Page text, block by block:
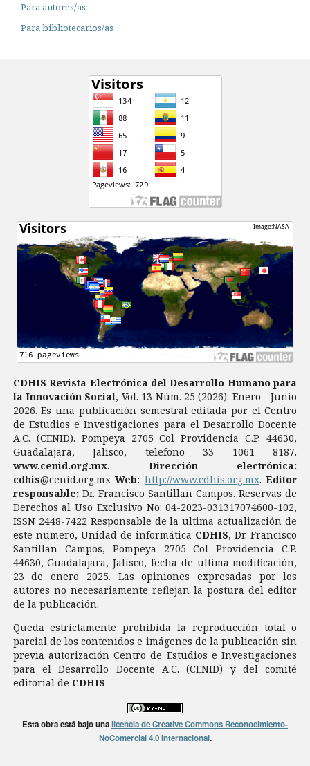
Para autores/as
Para bibliotecarios/as
CDHIS Revista Electrónica del Desarrollo Humano para
la Innovación Social, Vol. 13 Núm. 25 (2026): Enero - Junio
2026. Es una publicación semestral editada por el Centro
de Estudios e Investigaciones para el Desarrollo Docente
A.C. (CENID). Pompeya 2705 Col Providencia C.P. 44630,
Guadalajara, Jalisco, telefono 33 1061 8187.
www.cenid.org.mx. Dirección electrónica:
cdhis@cenid.org.mxWeb: http://www.cdhis.org.mx. Editor
responsable; Dr. Francisco Santillan Campos. Reservas de
Derechos al Uso Exclusivo No: 04-2023-031317074600-102,
ISSN 2448-7422 Responsable de la ultima actualización de
este numero, Unidad de informática CDHIS, Dr. Francisco
Santillan Campos, Pompeya 2705 Col Providencia C.P.
44630, Guadalajara, Jalisco, fecha de ultima modificación,
23 de enero 2025. Las opiniones expresadas por los
autores no necesariamente reflejan la postura del editor
de la publicación.
Queda estrictamente prohibida la reproducción total o
parcial de los contenidos e imágenes de la publicación sin
previa autorización Centro de Estudios e Investigaciones
para el Desarrollo Docente A.C. (CENID) y del comité
editorial de CDHIS
Esta obra está bajo unalicencia de Creative Commons Reconocimiento-
NoComercial 4.0 Internacional.